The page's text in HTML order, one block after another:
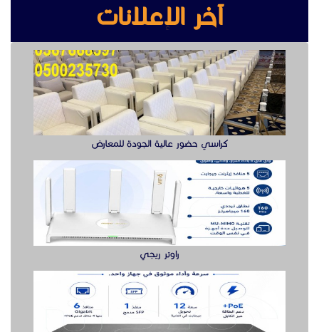
آخر الإعلانات
كراسي حضور عالية الجودة للمعارض
راوتر ريجي